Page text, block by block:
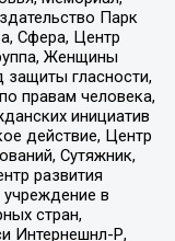
Парк
Сфера, Центр
Женщины
защиты гласности,
правам человека,
инициатив
действие, Центр
Сутяжник,
развития
учреждение в
стран,
Интернешнл-Р,